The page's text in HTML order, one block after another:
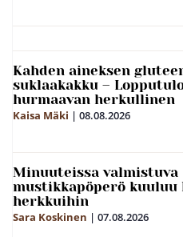
Kahden aineksen
suklaakakku –
hurmaavan herkullinen
Kaisa Mäki | 08.08.2026
Minuuteissa valmistuva
mustikkapöperö kuuluu
herkkuihin
Sara Koskinen | 07.08.2026